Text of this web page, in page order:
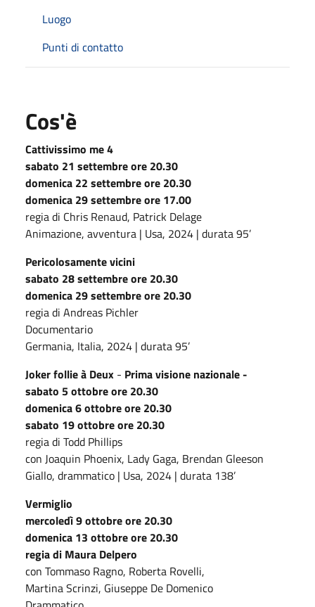
Luogo
Punti di contatto
Cos'è
Cattivissimo me 4
sabato 21 settembre ore 20.30
domenica 22 settembre ore 20.30
domenica 29 settembre ore 17.00
regia di Chris Renaud, Patrick Delage
Animazione, avventura | Usa, 2024 | durata 95’
Pericolosamente vicini
sabato 28 settembre ore 20.30
domenica 29 settembre ore 20.30
regia di Andreas Pichler
Documentario
Germania, Italia, 2024 | durata 95’
Joker follie à Deux - Prima visione nazionale -
sabato 5 ottobre ore 20.30
domenica 6 ottobre ore 20.30
sabato 19 ottobre ore 20.30
regia di Todd Phillips
con Joaquin Phoenix, Lady Gaga, Brendan Gleeson
Giallo, drammatico | Usa, 2024 | durata 138’
Vermiglio
mercoledì 9 ottobre ore 20.30
domenica 13 ottobre ore 20.30
regia di Maura Delpero
con Tommaso Ragno, Roberta Rovelli,
Martina Scrinzi, Giuseppe De Domenico